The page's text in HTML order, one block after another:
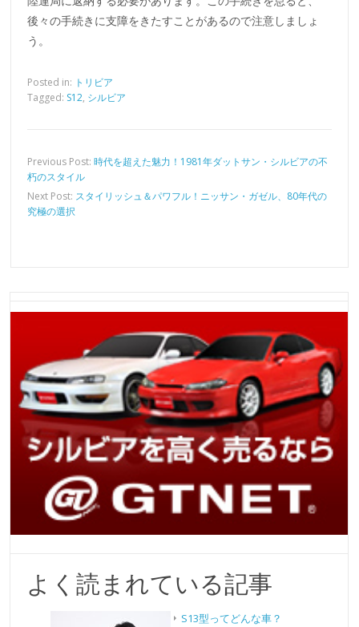
後々の手続きに支障をきたすことがあるので注意しましょ
う。
Posted in: トリビア
Tagged: S12, シルビア
Previous Post:時代を超えた魅力！1981年ダットサン・シルビアの不
朽のスタイル
Next Post: スタイリッシュ＆パワフル！ニッサン・ガゼル、80年代の
究極の選択
よく読まれている記事
S13型ってどんな車？